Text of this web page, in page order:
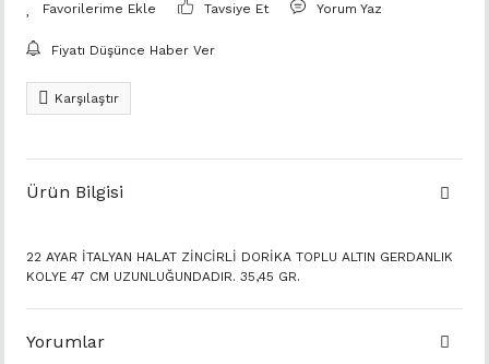
Tavsiye Et Yorum Yaz
Fiyatı Düşünce Haber Ver
Karşılaştır
Ürün Bilgisi
22 AYAR İTALYAN HALAT ZİNCİRLİ DORİKA TOPLU ALTIN GERDANLIK
KOLYE 47 CM UZUNLUĞUNDADIR. 35,45 GR.
Yorumlar